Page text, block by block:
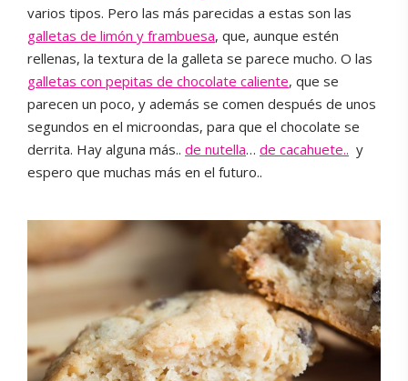
varios tipos. Pero las más parecidas a estas son las
galletas de limón y frambuesa, que, aunque estén
rellenas, la textura de la galleta se parece mucho. O las
galletas con pepitas de chocolate caliente, que se
parecen un poco, y además se comen después de unos
segundos en el microondas, para que el chocolate se
derrita. Hay alguna más.. de nutella… de cacahuete.. y
espero que muchas más en el futuro..